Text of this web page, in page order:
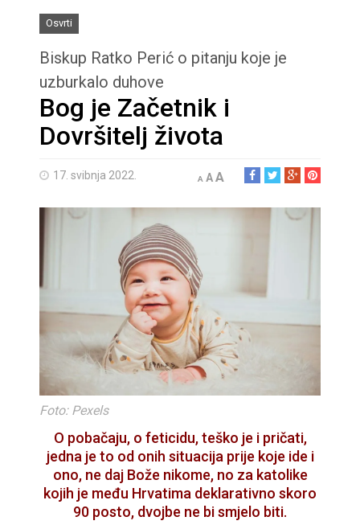
Osvrti
Biskup Ratko Perić o pitanju koje je
uzburkalo duhove
Bog je Začetnik i
Dovršitelj života
17. svibnja 2022. A AA
Foto: Pexels
O pobačaju, o feticidu, teško je i pričati,
jedna je to od onih situacija prije koje ide i
ono, ne daj Bože nikome, no za katolike
kojih je među Hrvatima deklarativno skoro
90 posto, dvojbe ne bi smjelo biti.